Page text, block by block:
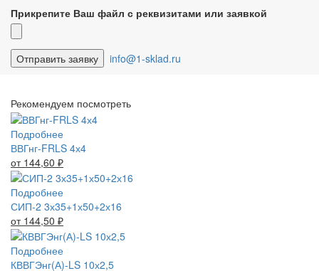
Прикрепите Ваш файл с реквизитами или заявкой
info@1-sklad.ru
Рекомендуем посмотреть
Подробнее
ВВГнг-FRLS 4х4
от 144,60 ₽
Подробнее
СИП-2 3х35+1х50+2х16
от 144,50 ₽
Подробнее
КВВГЭнг(А)-LS 10х2,5